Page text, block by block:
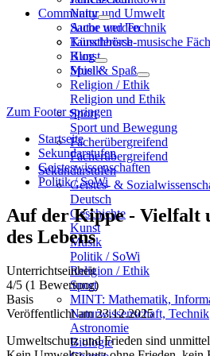
Natur und Umwelt
Sache und Technik
Künstlerisch-musische
Kunst
Musik
Religion / Ethik
Religion und Ethik
Sport
Sport und Bewegung
Fächerübergreifend
Fächerübergreifend
Sekundarstufen
Geistes- &
Deutsch
Geschichte
Kunst
Musik
Politik / SoWi
Religion / Ethik
Sport
MINT: Mathematik,
Naturwissenschaft, Technik
Astronomie
Biologie
Community
Autor werden
Tauschbörse
Blog
Spiel & Spaß
Zum Footer springen
Startseite
Sekundarstufen
Geisteswissenschaften
Politik / SoWi
Auf der Kippe - Vielfalt
des Lebens
Unterrichtseinheit
4/5 (1 Bewertung)
Basis
Veröffentlicht am 23.12.2025
Umweltschutz und Frieden sind